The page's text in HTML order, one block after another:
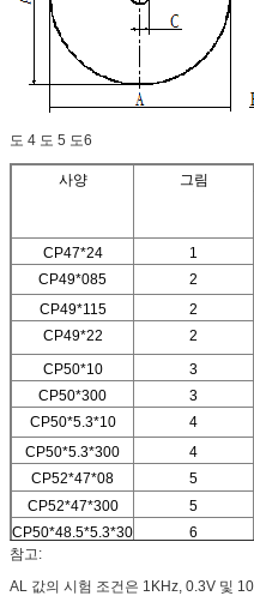
도 4 도 5 도6
사양
그림
CP47*24 1
CP49*085
2
CP49*115
2
CP49*22
2
CP50*10
3
CP50*300
3
CP50*5.3*10
4
CP50*5.3*300
4
CP52*47*08
5
CP52*47*300
5
CP50*48.5*5.3*30
6
참고:
AL 값의 시험 조건은 1KHz, 0.3V 및